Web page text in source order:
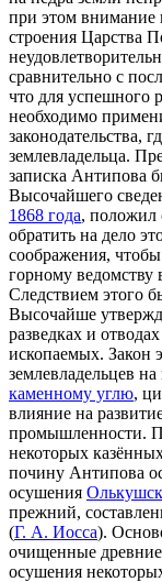
при этом внимание
строения Царства
сравнительно с
что для успешного
необходимо
законодательства,
землевладельца.
записка Антипова
Высочайшего
1868 года,
обратить на дело
соображения, чтобы
горному ведомству
Следствием этого
Высочайше
разведках и
ископаемых. Закон
землевладельцев
каменному углю,
влияние на
промышленности.
некоторых
почину Антипова
осушения
прежний,
(Г. А. Иосса).
очищенные древние
осушения